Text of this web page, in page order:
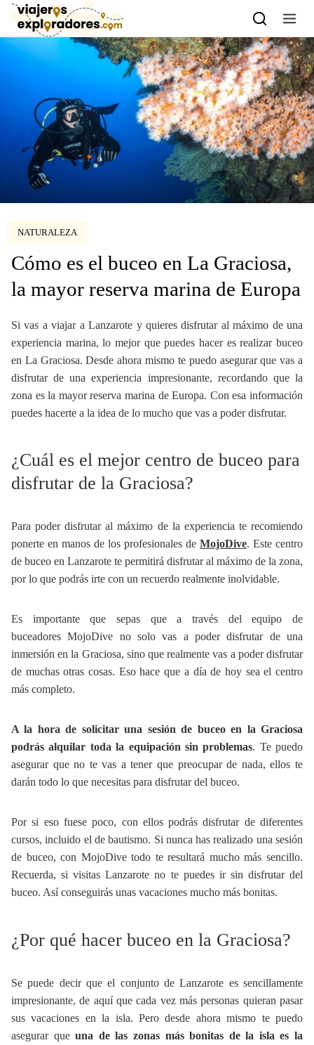
Skip to content
NATURALEZA
Cómo es el buceo en La Graciosa,
la mayor reserva marina de Europa
Si vas a viajar a Lanzarote y quieres disfrutar al máximo de una
experiencia marina, lo mejor que puedes hacer es realizar buceo
en La Graciosa. Desde ahora mismo te puedo asegurar que vas a
disfrutar de una experiencia impresionante, recordando que la
zona es la mayor reserva marina de Europa. Con esa información
puedes hacerte a la idea de lo mucho que vas a poder disfrutar.
¿Cuál es el mejor centro de buceo para
disfrutar de la Graciosa?
Para poder disfrutar al máximo de la experiencia te recomiendo
ponerte en manos de los profesionales de MojoDive. Este centro
de buceo en Lanzarote te permitirá disfrutar al máximo de la zona,
por lo que podrás irte con un recuerdo realmente inolvidable.
Es importante que sepas que a través del equipo de
buceadores MojoDive no solo vas a poder disfrutar de una
inmersión en la Graciosa, sino que realmente vas a poder disfrutar
de muchas otras cosas. Eso hace que a día de hoy sea el centro
más completo.
A la hora de solicitar una sesión de buceo en la Graciosa
podrás alquilar toda la equipación sin problemas. Te puedo
asegurar que no te vas a tener que preocupar de nada, ellos te
darán todo lo que necesitas para disfrutar del buceo.
Por si eso fuese poco, con ellos podrás disfrutar de diferentes
cursos, incluido el de bautismo. Si nunca has realizado una sesión
de buceo, con MojoDive todo te resultará mucho más sencillo.
Recuerda, si visitas Lanzarote no te puedes ir sin disfrutar del
buceo. Así conseguirás unas vacaciones mucho más bonitas.
¿Por qué hacer buceo en la Graciosa?
Se puede decir que el conjunto de Lanzarote es sencillamente
impresionante, de aquí que cada vez más personas quieran pasar
sus vacaciones en la isla. Pero desde ahora mismo te puedo
asegurar queuna de las zonas más bonitas de la isla es la